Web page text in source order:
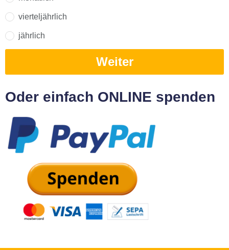
vierteljährlich
jährlich
Weiter
Oder einfach ONLINE spenden